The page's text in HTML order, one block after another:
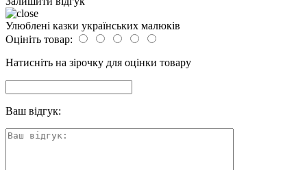
Улюблені казки українських малюків
Оцініть товар:
Натисніть на зірочку для оцінки товару
Ваш відгук: